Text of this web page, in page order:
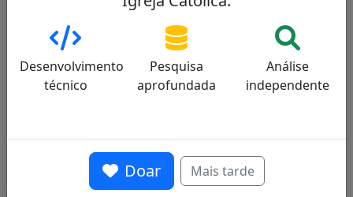
31/100
Ángel Sixto Rossi
Cardeal jesuíta argentino, conhecido pelo seu
compromisso social e ministério aos mais
vulneráveis, combinando uma abordagem
Desenvolvimento
técnico
Pesquisa
aprofundada
Análise
independente
Doar Mais tarde